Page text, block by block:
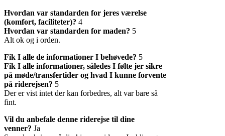
Hvordan var standarden for jeres værelse
(komfort, faciliteter)? 4
Hvordan var standarden for maden? 5
Alt ok og i orden.
Fik I alle de informationer I behøvede? 5
Fik I alle informationer, således I følte jer sikre
på møde/transfertider og hvad I kunne forvente
på riderejsen? 5
Der er vist intet der kan forbedres, alt var bare så
fint.
Vil du anbefale denne riderejse til dine
venner? Ja